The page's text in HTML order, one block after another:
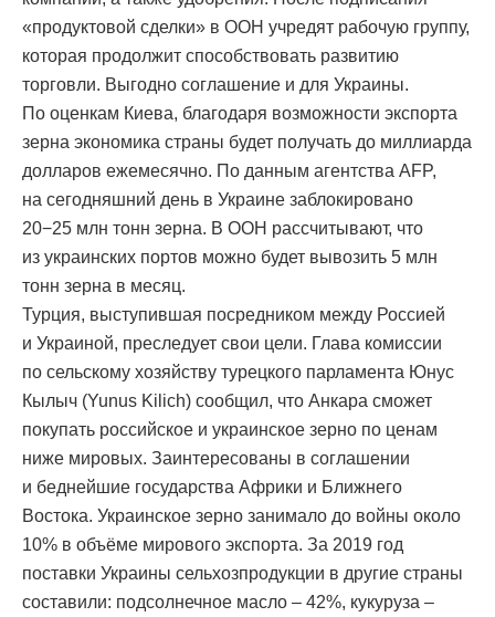
«продуктовой сделки» в ООН учредят рабочую группу,
которая продолжит способствовать развитию
торговли. Выгодно соглашение и для Украины.
По оценкам Киева, благодаря возможности экспорта
зерна экономика страны будет получать до миллиарда
долларов ежемесячно. По данным агентства AFP,
на сегодняшний день в Украине заблокировано
20−25 млн тонн зерна. В ООН рассчитывают, что
из украинских портов можно будет вывозить 5 млн
тонн зерна в месяц.
Турция, выступившая посредником между Россией
и Украиной, преследует свои цели. Глава комиссии
по сельскому хозяйству турецкого парламента Юнус
Кылыч (Yunus Kilich) сообщил, что Анкара сможет
покупать российское и украинское зерно по ценам
ниже мировых. Заинтересованы в соглашении
и беднейшие государства Африки и Ближнего
Востока. Украинское зерно занимало до войны около
10% в объёме мирового экспорта. За 2019 год
поставки Украины сельхозпродукции в другие страны
составили: подсолнечное масло – 42%, кукуруза –